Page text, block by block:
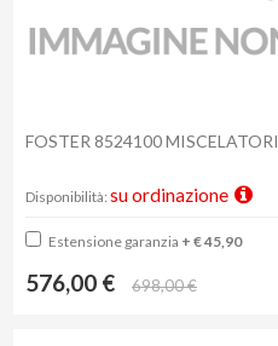
FOSTER 8524100 MISCELATORI
Disponibilità: su ordinazione
Estensione garanzia + € 45,90
576,00 € 698,00 €